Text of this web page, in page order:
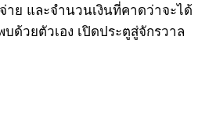
ย และจำนวนเงินที่คาดว่าจะได้
ด้วยตัวเอง เปิดประตูสู่จักรวาล